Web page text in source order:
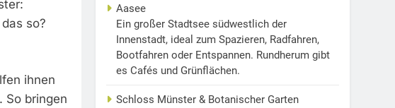
so?
ihnen
So bringen
Aasee
Ein großer Stadtsee südwestlich der
Innenstadt, ideal zum Spazieren, Radfahren,
Bootfahren oder Entspannen. Rundherum gibt
es Cafés und Grünflächen.
Schloss Münster & Botanischer Garten